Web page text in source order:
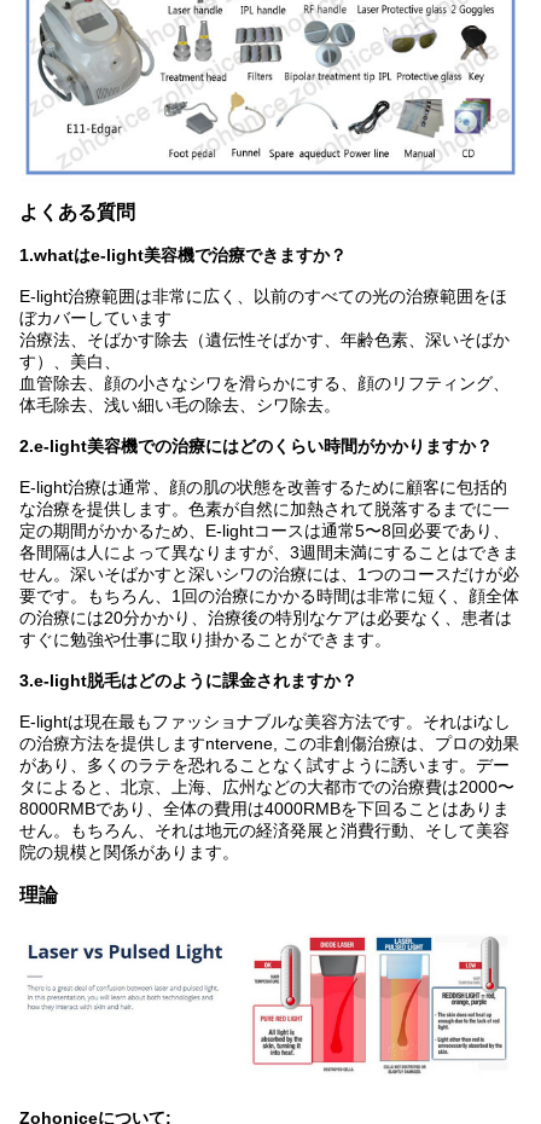
よくある質問
1.whatはe-light美容機で治療できますか？
E-light治療範囲は非常に広く、以前のすべての光の治療範囲をほ
ぼカバーしています
治療法、そばかす除去（遺伝性そばかす、年齢色素、深いそばか
す）、美白、
血管除去、顔の小さなシワを滑らかにする、顔のリフティング、
体毛除去、浅い細い毛の除去、シワ除去。
2.e-light美容機での治療にはどのくらい時間がかかりますか？
E-light治療は通常、顔の肌の状態を改善するために顧客に包括的
な治療を提供します。色素が自然に加熱されて脱落するまでに一
定の期間がかかるため、E-lightコースは通常5〜8回必要であり、
各間隔は人によって異なりますが、3週間未満にすることはできま
せん。深いそばかすと深いシワの治療には、1つのコースだけが必
要です。もちろん、1回の治療にかかる時間は非常に短く、顔全体
の治療には20分かかり、治療後の特別なケアは必要なく、患者は
すぐに勉強や仕事に取り掛かることができます。
3.e-light脱毛はどのように課金されますか？
E-lightは現在最もファッショナブルな美容方法です。それはiなし
の治療方法を提供しますntervene , この非創傷治療は、プロの効果
があり、多くのラテを恐れることなく試すように誘います。デー
タによると、北京、上海、広州などの大都市での治療費は2000〜
8000RMBであり、全体の費用は4000RMBを下回ることはありま
せん。もちろん、それは地元の経済発展と消費行動、そして美容
院の規模と関係があります。
理論
Zohoniceについて: